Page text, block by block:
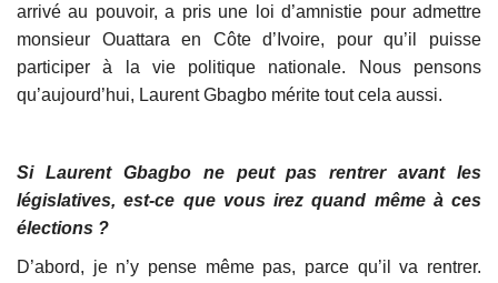
arrivé au pouvoir, a pris une loi d’amnistie pour admettre
monsieur Ouattara en Côte d’Ivoire, pour qu’il puisse
participer à la vie politique nationale. Nous pensons
qu’aujourd’hui, Laurent Gbagbo mérite tout cela aussi.
Si Laurent Gbagbo ne peut pas rentrer avant les
législatives, est-ce que vous irez quand même à ces
élections ?
D’abord, je n’y pense même pas, parce qu’il va rentrer.